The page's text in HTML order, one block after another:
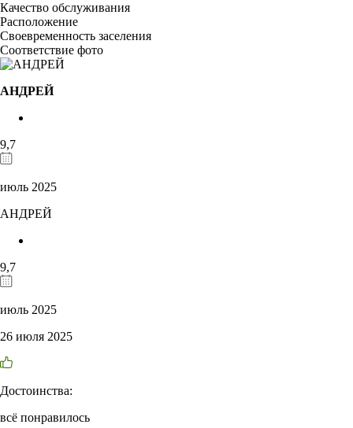
Качество обслуживания
Расположение
Своевременность заселения
Соответствие фото
АНДРЕЙ
9,7
июль 2025
АНДРЕЙ
9,7
июль 2025
26 июля 2025
Достоинства:
всё понравилось